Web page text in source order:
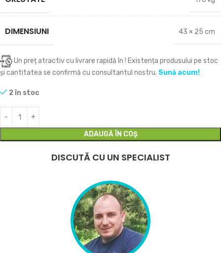
DIMENSIUNI 43 × 25 cm
Un preț atractiv cu livrare rapidă în ! Existența produsului pe stoc
și cantitatea se confirmă cu consultantul nostru. Sună acum!
2 în stoc
ADAUGĂ ÎN COȘ
DISCUTĂ CU UN SPECIALIST